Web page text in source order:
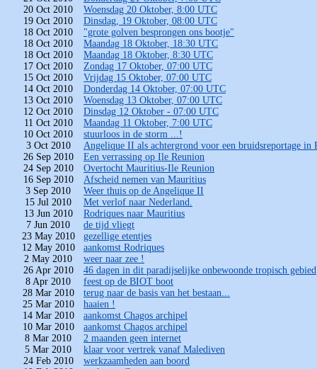
20 Oct 2010
Woensdag 20 Oktober, 8:00 UTC
19 Oct 2010
Dinsdag, 19 Oktober, 08:00 UTC
18 Oct 2010
"grote golven besprongen ons bootje"
18 Oct 2010
Maandag 18 Oktober, 18:30 UTC
18 Oct 2010
Maandag 18 Oktober, 8:30 UTC
17 Oct 2010
Zondag 17 Oktober, 07:00 UTC
15 Oct 2010
Vrijdag 15 Oktober, 07:00 UTC
14 Oct 2010
Donderdag 14 Oktober, 07:00 UTC
13 Oct 2010
Woensdag 13 Oktober, 07:00 UTC
12 Oct 2010
Dinsdag 12 Oktober - 07:00 UTC
11 Oct 2010
Maandag 11 Oktober, 7:00 UTC
10 Oct 2010
stuurloos in de storm ...!
3 Oct 2010
Angelique II als achtergrond voor een bruidsreportage in
26 Sep 2010
Een verrassing op Ile Reunion
24 Sep 2010
Overtocht Mauritius-Ile Reunion
16 Sep 2010
Afscheid nemen van Mauritius
3 Sep 2010
Weer thuis op de Angelique II
15 Jul 2010
Met verlof naar Nederland.
13 Jun 2010
Rodriques naar Mauritius
7 Jun 2010
de tijd vliegt
23 May 2010
gezellige etentjes
12 May 2010
aankomst Rodriques
2 May 2010
weer naar zee !
26 Apr 2010
46 dagen in dit paradijselijke onbewoonde tropisch gebied
8 Apr 2010
feest op de BIOT boot
28 Mar 2010
terug naar de basis van het bestaan...
25 Mar 2010
haaien !
14 Mar 2010
aankomst Chagos archipel
10 Mar 2010
aankomst Chagos archipel
8 Mar 2010
2 maanden geen internet
5 Mar 2010
klaar voor vertrek vanaf Malediven
24 Feb 2010
werkzaamheden aan boord